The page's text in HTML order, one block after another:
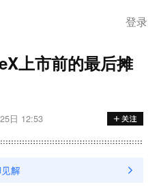
登录
上市前的最后摊
日 12:53